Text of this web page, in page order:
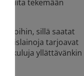
tekemään
sillä saatat
tarjoavat
yllättävänkin